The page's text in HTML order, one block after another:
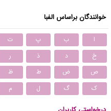
خوانندگان براساس الفبا
ا ب پ ت
خ
د ذ ر
ص
ض ط ظ
ک
گ ل م